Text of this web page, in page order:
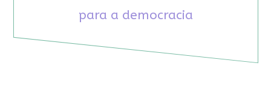
para a democracia